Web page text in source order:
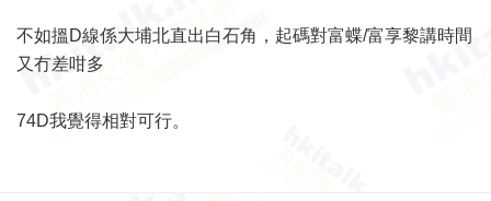
不如搵D線係大埔北直出白石角，起碼對富蝶/富享黎講時間
又冇差咁多
74D我覺得相對可行。